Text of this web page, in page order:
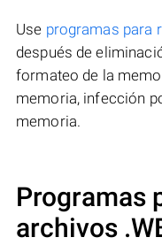
Use programas para
después de
formateo de la
memoria, infección
memoria.
Programas
archivos